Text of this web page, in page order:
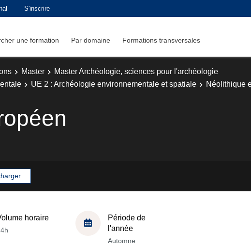
S'inscrire
une formation Par domaine Formations transversales
Master
Master Archéologie, sciences pour l'archéologie
UE 2 : Archéologie environnementale et spatiale Néolithique
horaire
Période de
l'année
Automne